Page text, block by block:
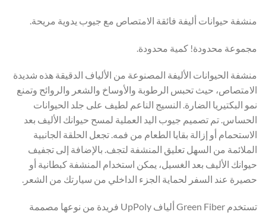
منشفة حيوانات أليفة فائقة الامتصاص مع جيوب يدوية مريحة.
مجموعة محدودة! كمية محدودة.
منشفة الحيوانات الأليفة المصنوعة من الألياف الدقيقة هذه شديدة
الامتصاص، حيث تحبس الرطوبة والأوساخ والشعر والروائح وتمنع
نمو البكتيريا الضارة. النسيج الناعم لطيف على جلد الحيوانات
الحساس. تم تصميم جيوب اليد العملية لمسح حيوانك الأليف بعد
الاستحمام أو إزالة بقايا الطعام من فمه. تجعل الحلقة الجانبية
الملائمة من السهل تعليق المنشفة لتجف. بالإضافة إلى تجفيف
حيوانك الأليف بعد الغسيل، يمكن استخدام المنشفة كبطانية أو
حصيرة عند السفر لحماية الجزء الداخلي من سيارتك من الشعر.
تستخدم Green Fiber ألياف UpPoly فريدة من نوعها مصممة